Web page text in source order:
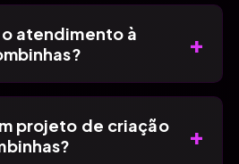
atendimento à
+
projeto de criação
+